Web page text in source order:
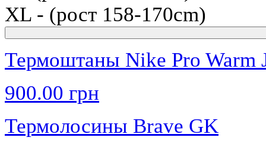
XL - (рост 158-170сm)
Термоштаны Nike Pro Warm
900.00 грн
Термолосины Brave GK